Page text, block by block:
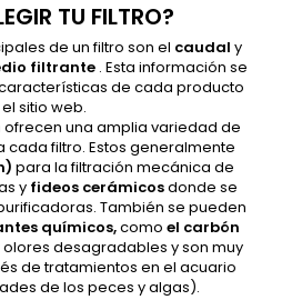
TU FILTRO?
de un filtro son el caudal y
filtrante . Esta información se
de cada producto
sitio web.
una amplia variedad de
cada filtro. Estos generalmente
para la filtración mecánica de
y fideos cerámicosdonde se
También se pueden
químicos,como el carbón
desagradables y son muy
de tratamientos en el acuario
de los peces y algas).